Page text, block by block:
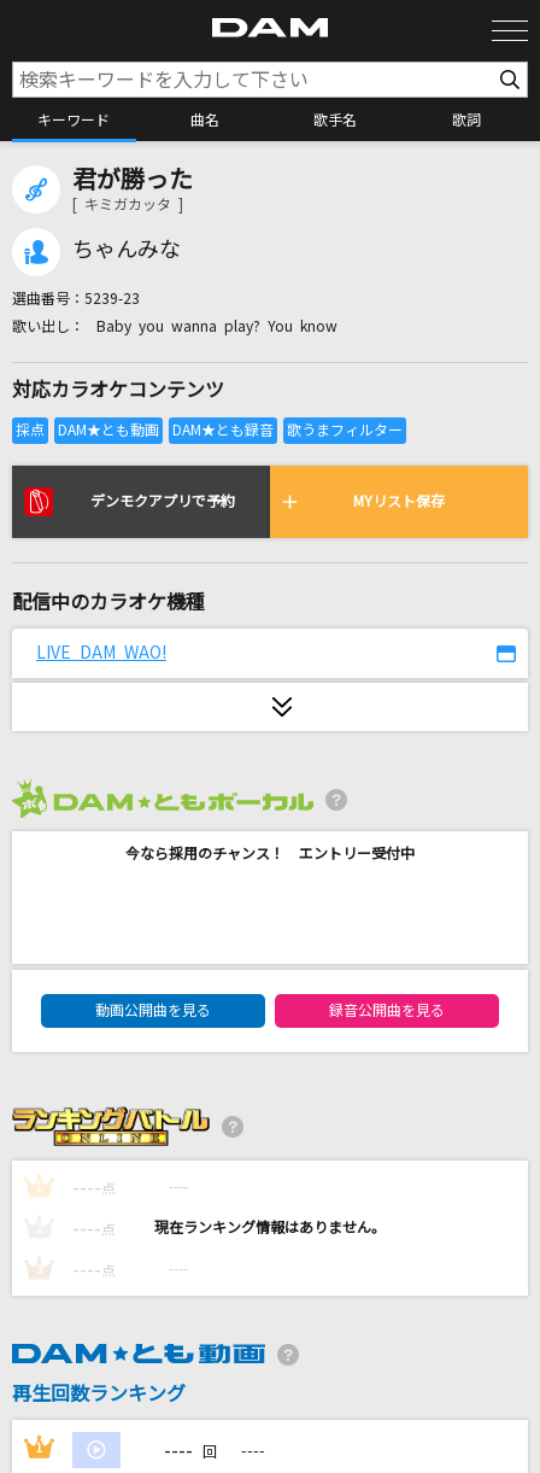
キーワード 曲名 歌手名 歌詞
全国りれき
リアルタイムで歌われている曲の一覧
怪獣
GIRI GIRI -アニメ映像 ver.-
[生音]未来予想図Ⅱ
My Hair is Bad
翼をください
平原綾香(ひらはらあやか)
ロメオ(ビデオクリップバージョン)
緑黄色社会
君が勝った
[ キミガカッタ ]
ちゃんみな
選曲番号： 5239-23
Baby you wanna play? You know
対応カラオケコンテンツ
デンモクアプリで予約 MYリスト保存
配信中のカラオケ機種
LIVE DAM WAO!
今なら採用のチャンス！ エントリー受付中
DAM★ともボーカルエントリーランキング
動画公開曲を見る
録音公開曲を見る
1 ---- 点 ----
---- 点 ----
3 ---- 点 ----
再生回数ランキング
1 ---- 回 ----